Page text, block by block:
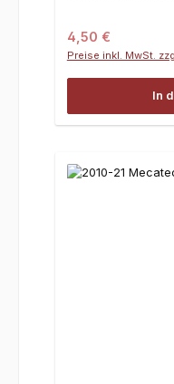
Regulärer Preis:
4,50 €
Preise inkl. MwSt.
In